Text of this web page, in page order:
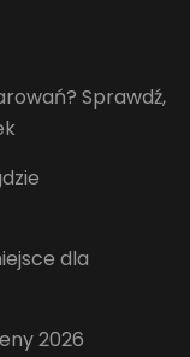
Sprawdź,
dla
2026